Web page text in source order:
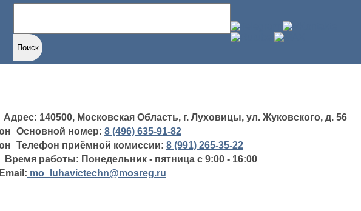
Адрес: 140500, Московская Область, г. Луховицы, ул. Жуковского, д. 56
Основной номер: 8 (496) 635-91-82
Телефон приёмной комиссии: 8 (991) 265-35-22
Время работы: Понедельник - пятница с 9:00 - 16:00
Email: mo_luhavictechn@mosreg.ru